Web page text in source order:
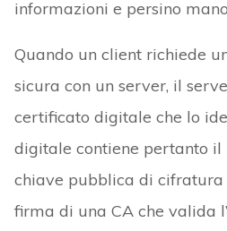
informazioni e persino
Quando un client richiede
sicura con un server, il
certificato digitale che lo
digitale contiene pertanto il
chiave pubblica di cifratura
firma di una CA che valida